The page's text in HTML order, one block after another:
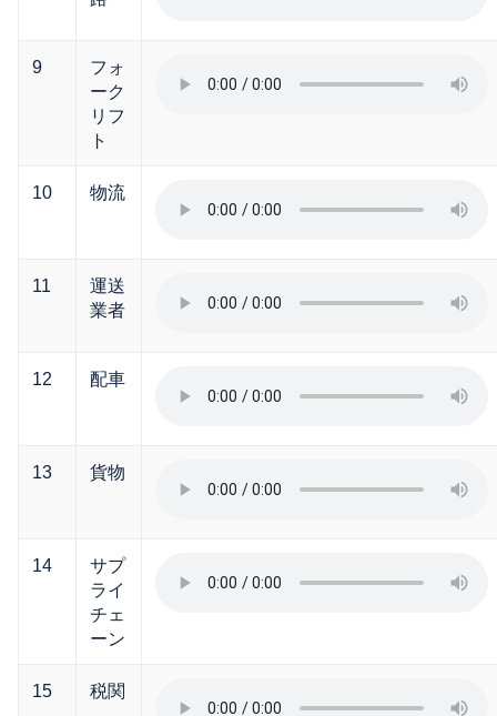
9
フォ
ーク
リフ
ト
10 物流
11
運送
業者
12 配車
13 貨物
14
サプ
ライ
チェ
ーン
15 税関